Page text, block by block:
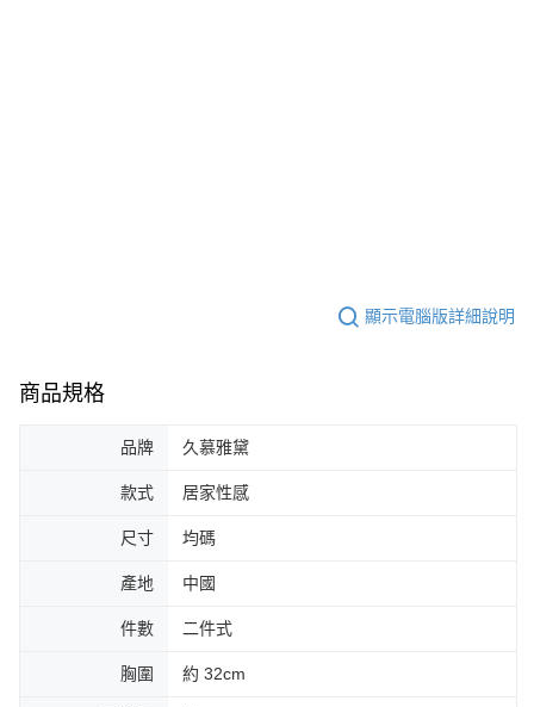
顯示電腦版詳細說明
商品規格
品牌 久慕雅黛
款式 居家性感
尺寸 均碼
產地 中國
件數 二件式
胸圍 約 32cm